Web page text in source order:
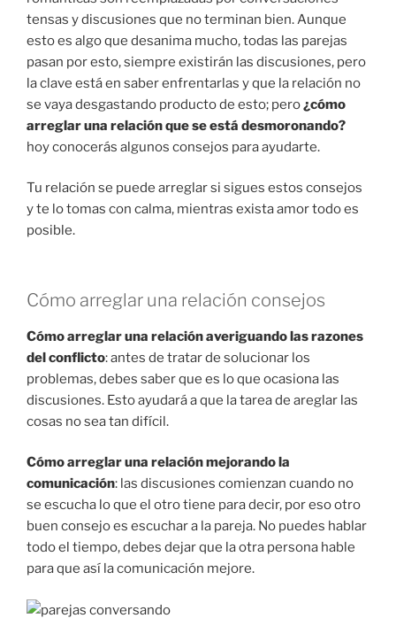
tensas y discusiones que no terminan bien. Aunque
esto es algo que desanima mucho, todas las parejas
pasan por esto, siempre existirán las discusiones, pero
la clave está en saber enfrentarlas y que la relación no
se vaya desgastando producto de esto; pero ¿cómo
arreglar una relación que se está desmoronando?
hoy conocerás algunos consejos para ayudarte.
Tu relación se puede arreglar si sigues estos consejos
y te lo tomas con calma, mientras exista amor todo es
posible.
Cómo arreglar una relación consejos
Cómo arreglar una relación averiguando las razones
del conflicto: antes de tratar de solucionar los
problemas, debes saber que es lo que ocasiona las
discusiones. Esto ayudará a que la tarea de areglar las
cosas no sea tan difícil.
Cómo arreglar una relación mejorando la
comunicación: las discusiones comienzan cuando no
se escucha lo que el otro tiene para decir, por eso otro
buen consejo es escuchar a la pareja. No puedes hablar
todo el tiempo, debes dejar que la otra persona hable
para que así la comunicación mejore.